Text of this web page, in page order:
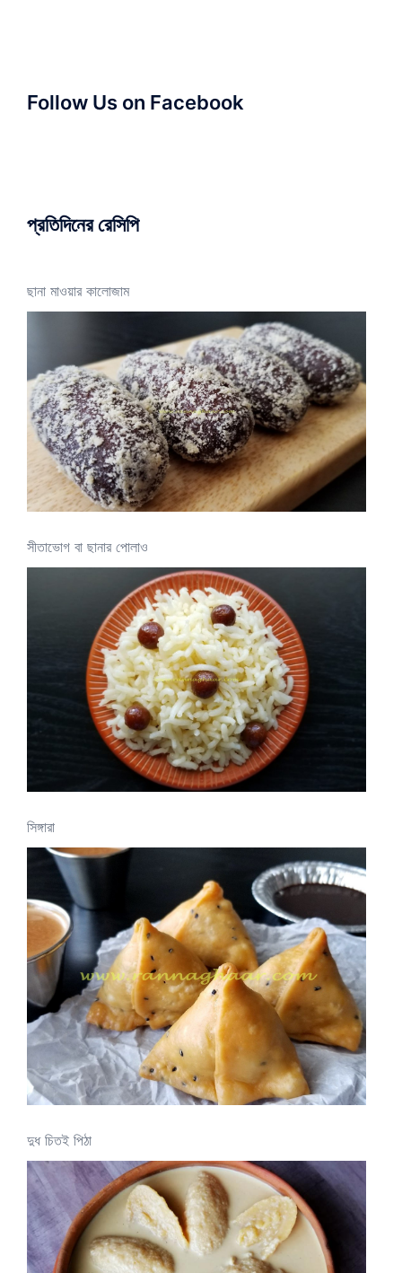
Follow Us on Facebook
প্রতিদিনের রেসিপি
ছানা মাওয়ার কালোজাম
সীতাভোগ বা ছানার পোলাও
সিঙ্গারা
দুধ চিতই পিঠা